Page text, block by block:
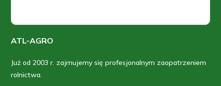
ATL-AGRO
Już od 2003 r. zajmujemy się profesjonalnym zaopatrzeniem
rolnictwa.